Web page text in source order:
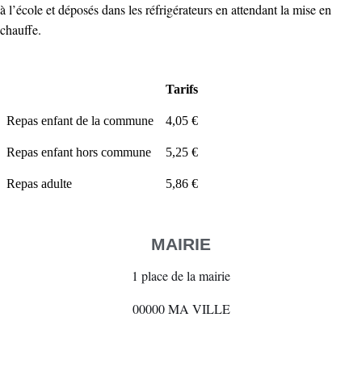
à l’école et déposés dans les réfrigérateurs en attendant la mise en
chauffe.
Tarifs
Repas enfant de la commune 4,05 €
Repas enfant hors commune 5,25 €
Repas adulte 5,86 €
MAIRIE
1 place de la mairie
00000 MA VILLE